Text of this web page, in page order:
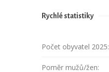
Rychlé statistiky
Počet obyvatel 2025:
Poměr mužů/žen: